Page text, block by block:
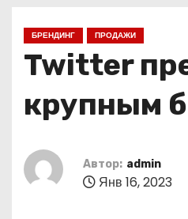
БРЕНДИНГ ПРОДАЖИ
Twitter
крупным
Автор: admin
Янв 16, 2023